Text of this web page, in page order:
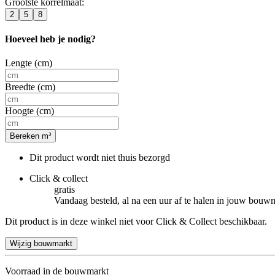
2 5 8
Hoeveel heb je nodig?
Lengte (cm)
Breedte (cm)
Hoogte (cm)
Bereken m³
Dit product wordt niet thuis bezorgd
Click & collect
gratis
Vandaag besteld, al na een uur af te halen in jouw
Dit product is in deze winkel niet voor Click & Collect beschikbaar.
Wijzig bouwmarkt
Voorraad in de bouwmarkt